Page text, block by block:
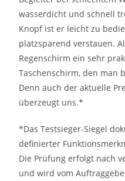
wasserdicht und schnell
Knopf ist er leicht zu
platzsparend verstauen.
Regenschirm ein sehr
Taschenschirm, den man
Denn auch der aktuelle
überzeugt uns.*
*Das Testsieger-Siegel
definierter
Die Prüfung erfolgt nach
und wird vom